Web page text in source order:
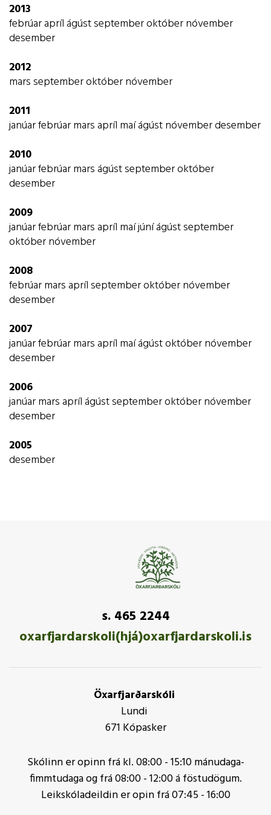
2013
febrúaraprílágústseptemberoktóbernóvember
desember
2012
marsseptemberoktóbernóvember
2011
janúarfebrúarmarsapríl maíágústnóvemberdesember
2010
janúarfebrúarmarságústseptemberoktóber
desember
2009
janúarfebrúarmarsapríl maíjúníágústseptember
októbernóvember
2008
febrúarmarsaprílseptemberoktóbernóvember
desember
2007
janúarfebrúarmarsapríl maíágústoktóbernóvember
desember
2006
janúarmarsaprílágústseptemberoktóbernóvember
desember
2005
desember
s. 465 2244
oxarfjardarskoli(hjá)oxarfjardarskoli.is
Öxarfjarðarskóli
Lundi
671 Kópasker
Skólinn er opinn frá kl. 08:00 - 15:10 mánudaga-
fimmtudaga og frá 08:00 - 12:00 á föstudögum.
Leikskóladeildin er opin frá 07:45 - 16:00